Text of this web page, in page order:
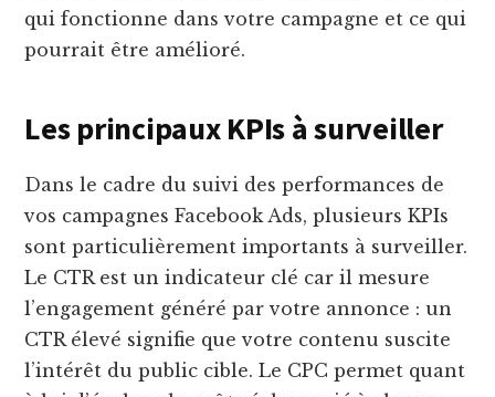
qui fonctionne dans votre campagne et ce qui
pourrait être amélioré.
Les principaux KPIs à surveiller
Dans le cadre du suivi des performances de
vos campagnes Facebook Ads, plusieurs KPIs
sont particulièrement importants à surveiller.
Le CTR est un indicateur clé car il mesure
l’engagement généré par votre annonce : un
CTR élevé signifie que votre contenu suscite
l’intérêt du public cible. Le CPC permet quant